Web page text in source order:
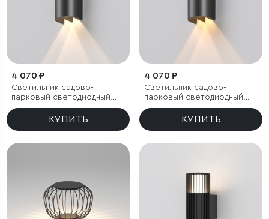
4 070 ₽
Светильник садово-
парковый светодиодный
Twinray 4000K
КУПИТЬ
4 070 ₽
Светильник садово-
парковый светодиодный
Twinray 3000K
КУПИТЬ